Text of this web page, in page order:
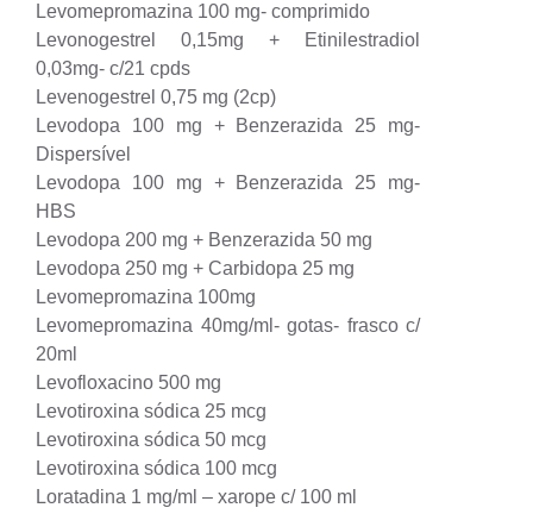
Levomepromazina 100 mg- comprimido
Levonogestrel 0,15mg + Etinilestradiol
0,03mg- c/21 cpds
Levenogestrel 0,75 mg (2cp)
Levodopa 100 mg + Benzerazida 25 mg-
Dispersível
Levodopa 100 mg + Benzerazida 25 mg-
HBS
Levodopa 200 mg + Benzerazida 50 mg
Levodopa 250 mg + Carbidopa 25 mg
Levomepromazina 100mg
Levomepromazina 40mg/ml- gotas- frasco c/
20ml
Levofloxacino 500 mg
Levotiroxina sódica 25 mcg
Levotiroxina sódica 50 mcg
Levotiroxina sódica 100 mcg
Loratadina 1 mg/ml – xarope c/ 100 ml